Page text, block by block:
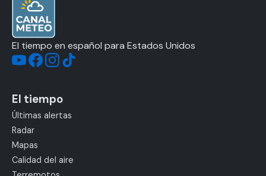
El tiempo en español para Estados Unidos
El tiempo
Últimas alertas
Radar
Mapas
Calidad del aire